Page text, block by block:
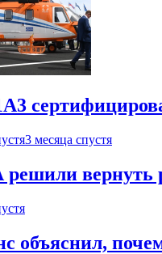
3 месяца спустя
вернуть
объяснил,